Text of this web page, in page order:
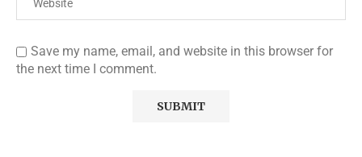
Save my name, email, and website in this browser for
the next time I comment.